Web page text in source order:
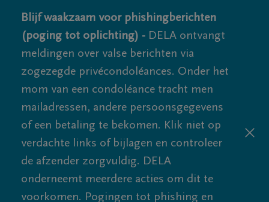
Blijf waakzaam voor phishingberichten
(poging tot oplichting) - DELA ontvangt
meldingen over valse berichten via
zogezegde privécondoléances. Onder het
mom van een condoléance tracht men
mailadressen, andere persoonsgegevens
of een betaling te bekomen. Klik niet op
verdachte links of bijlagen en controleer
de afzender zorgvuldig. DELA
onderneemt meerdere acties om dit te
voorkomen. Pogingen tot phishing en